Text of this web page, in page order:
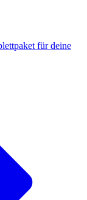
für deine